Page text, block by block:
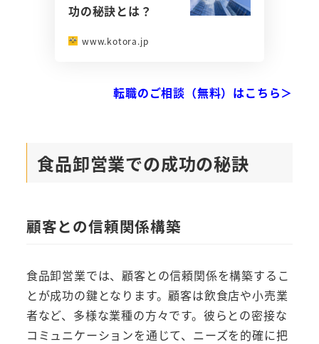
功の秘訣とは？
www.kotora.jp
転職のご相談（無料）はこちら＞
食品卸営業での成功の秘訣
顧客との信頼関係構築
食品卸営業では、顧客との信頼関係を構築するこ
とが成功の鍵となります。顧客は飲食店や小売業
者など、多様な業種の方々です。彼らとの密接な
コミュニケーションを通じて、ニーズを的確に把